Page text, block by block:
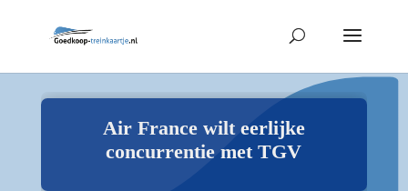
Air France wilt eerlijke
concurrentie met TGV